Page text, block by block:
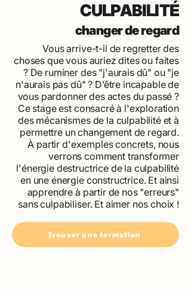
CULPABILITÉ
changer de regard
Vous arrive-t-il de regretter des
choses que vous auriez dites ou faites
? De ruminer des "j'aurais dû" ou "je
n'aurais pas dû" ? D’être incapable de
vous pardonner des actes du passé ?
Ce stage est consacré à l'exploration
des mécanismes de la culpabilité et à
permettre un changement de regard.
À partir d'exemples concrets, nous
verrons comment transformer
l'énergie destructrice de la culpabilité
en une énergie constructrice. Et ainsi
apprendre à partir de nos "erreurs"
sans culpabiliser. Et aimer nos choix !
Trouver une formation